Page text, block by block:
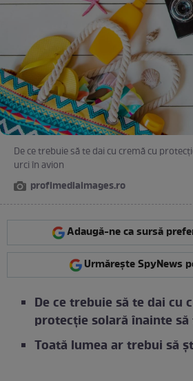
De ce trebuie să te dai cu cremă cu
urci în avion
profimediaimages.ro
Adaugă-ne ca sursă
Urmărește SpyNews
De ce trebuie să te dai cu
protecţie solară înainte
Toată lumea ar trebui să